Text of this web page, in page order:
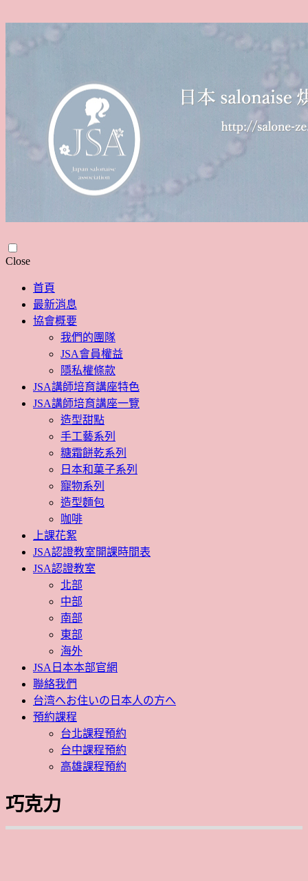
CloseSkip
content
首頁
最新消息
協會概要
我們的團隊
JSA會員權益
隱私權條款
JSA講師培育講座特色
JSA講師培育講座一覽
造型甜點
手工藝系列
糖霜餅乾系列
日本和菓子系列
寵物系列
造型麵包
咖啡
上課花絮
JSA認證教室開課時間表
JSA認證教室
北部
中部
南部
東部
海外
JSA日本本部官網
聯絡我們
台湾へお住いの日本人の方へ
預約課程
台北課程預約
台中課程預約
高雄課程預約
巧克力